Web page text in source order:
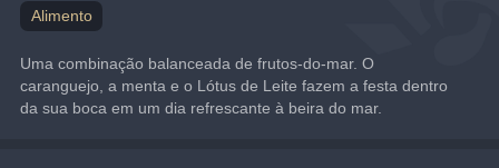
Alimento
Uma combinação balanceada de frutos-do-mar. O
caranguejo, a menta e o Lótus de Leite fazem a festa dentro
da sua boca em um dia refrescante à beira do mar.